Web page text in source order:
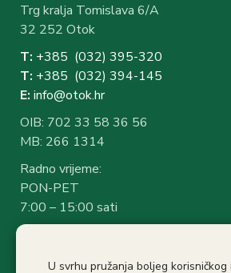
Trg kralja Tomislava 6/A
32 252 Otok
T: +385 (032) 395-320
T: +385 (032) 394-145
E: info@otok.hr
OIB: 702 33 58 36 56
MB: 266 1314
Radno vrijeme:
PON-PET
7:00 – 15:00 sati
U svrhu pružanja boljeg